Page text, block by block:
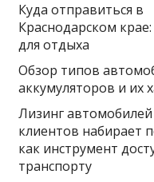
Куда отправиться в
Краснодарском
для отдыха
Обзор типов
аккумуляторов и их
Лизинг автомобилей
клиентов набирает
как инструмент
транспорту